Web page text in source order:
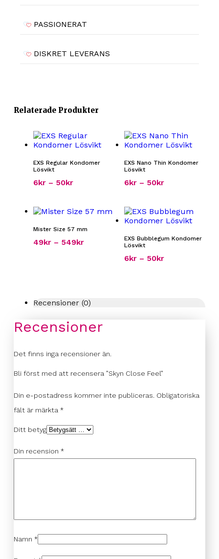
PASSIONERAT
DISKRET LEVERANS
Recensioner (0)
Recensioner
Det finns inga recensioner än.
Bli först med att recensera ”Skyn Close Feel”
Din e-postadress kommer inte publiceras. Obligatoriska
fält är märkta *
Ditt betyg
Din recension *
Namn *
Relaterade Produkter
EXS Regular Kondomer
Lösvikt
6kr – 50kr
EXS Nano Thin Kondomer
Lösvikt
6kr – 50kr
Mister Size 57 mm
49kr – 549kr
EXS Bubblegum Kondomer
Lösvikt
6kr – 50kr